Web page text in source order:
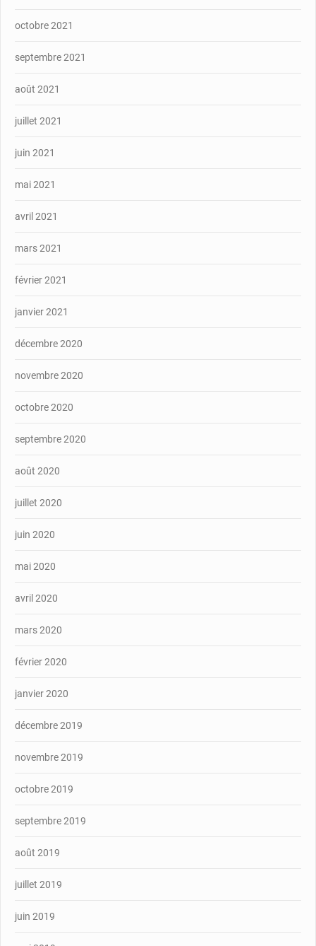
octobre 2021
septembre 2021
août 2021
juillet 2021
juin 2021
mai 2021
avril 2021
mars 2021
février 2021
janvier 2021
décembre 2020
novembre 2020
octobre 2020
septembre 2020
août 2020
juillet 2020
juin 2020
mai 2020
avril 2020
mars 2020
février 2020
janvier 2020
décembre 2019
novembre 2019
octobre 2019
septembre 2019
août 2019
juillet 2019
juin 2019